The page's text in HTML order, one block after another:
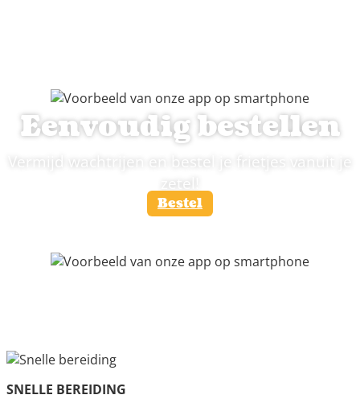
Eenvoudig bestellen
Vermijd wachtrijen en bestel je frietjes vanuit je
zetel!
Bestel
SNELLE BEREIDING